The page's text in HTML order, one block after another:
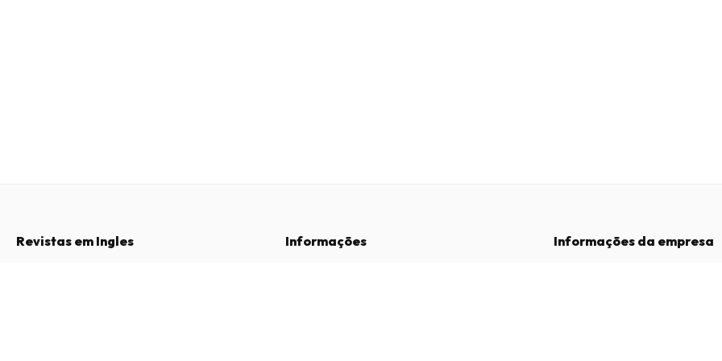
Revistas em Ingles Informações Informações da empresa